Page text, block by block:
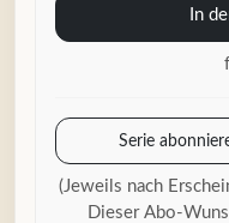
In
Serie
(Jeweils nach
Dieser Abo-